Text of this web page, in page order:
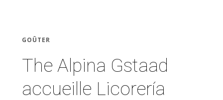
GOÛTER
The Alpina Gstaad
accueille Licorería